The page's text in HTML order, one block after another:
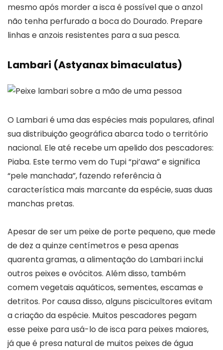
mesmo após morder a isca é possível que o anzol
não tenha perfurado a boca do Dourado. Prepare
linhas e anzois resistentes para a sua pesca.
Lambari (Astyanax bimaculatus)
O Lambari é uma das espécies mais populares, afinal
sua distribuição geográfica abarca todo o território
nacional. Ele até recebe um apelido dos pescadores:
Piaba. Este termo vem do Tupi “pi’awa” e significa
“pele manchada”, fazendo referência à
característica mais marcante da espécie, suas duas
manchas pretas.
Apesar de ser um peixe de porte pequeno, que mede
de dez a quinze centímetros e pesa apenas
quarenta gramas, a alimentação do Lambari inclui
outros peixes e ovócitos. Além disso, também
comem vegetais aquáticos, sementes, escamas e
detritos. Por causa disso, alguns piscicultores evitam
a criação da espécie. Muitos pescadores pegam
esse peixe para usá-lo de isca para peixes maiores,
já que é presa natural de muitos peixes de água